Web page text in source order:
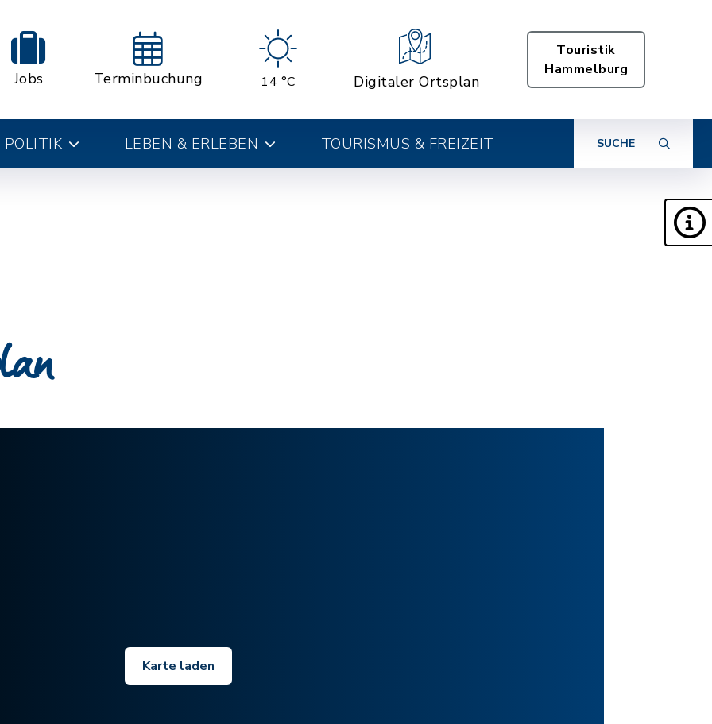
Jobs Terminbuchung 14 °C Digitaler Ortsplan
Touristik
Hammelburg
POLITIK LEBEN & ERLEBEN TOURISMUS & FREIZEIT SUCHE
Karte laden